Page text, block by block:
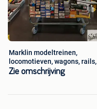
Marklin modeltreinen,
locomotieven, wagons, rails,
2dehands
Zie omschrijving